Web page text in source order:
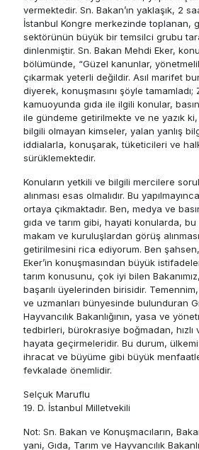
vermektedir. Sn. Bakan’ın yaklaşık, 2
İstanbul Kongre merkezinde toplanan,
sektörünün büyük bir temsilci grubu
dinlenmiştir. Sn. Bakan Mehdi Eker,
bölümünde, “Güzel kanunlar,
çıkarmak yeterli değildir. Asıl marifet
diyerek, konuşmasını şöyle tamamladı;
kamuoyunda gıda ile ilgili konular,
ile gündeme getirilmekte ve ne yazık
bilgili olmayan kimseler, yalan yanlış
iddialarla, konuşarak, tüketicileri ve
sürüklemektedir.
Konuların yetkili ve bilgili mercilere
alınması esas olmalıdır. Bu
ortaya çıkmaktadır. Ben, medya ve
gıda ve tarım gibi, hayati konularda,
makam ve kuruluşlardan görüş
getirilmesini rica ediyorum. Ben
Eker’in konuşmasından büyük
tarım konusunu, çok iyi bilen
başarılı üyelerinden birisidir.
ve uzmanları bünyesinde bulunduran
Hayvancılık Bakanlığının, yasa ve
tedbirleri, bürokrasiye boğmadan, hızlı
hayata geçirmeleridir. Bu durum,
ihracat ve büyüme gibi büyük
fevkalade önemlidir.
Selçuk Maruflu
19. D. İstanbul Milletvekili
Not: Sn. Bakan ve Konuşmacıların,
yani, Gıda, Tarım ve Hayvancılık